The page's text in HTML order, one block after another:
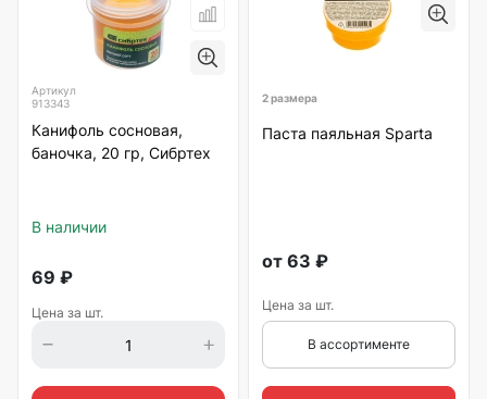
Артикул
913343
Канифоль сосновая,
баночка, 20 гр, Сибртех
В наличии
69 ₽
Цена за шт.
2 размера
Паста паяльная Sparta
от 63 ₽
Цена за шт.
В ассортименте